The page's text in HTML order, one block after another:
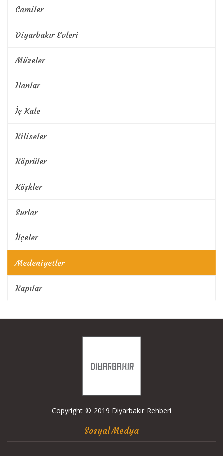
Camiler
Diyarbakır Evleri
Müzeler
Hanlar
İç Kale
Kiliseler
Köprüler
Köşkler
Surlar
İlçeler
Medeniyetler
Kapılar
Copyright © 2019 Diyarbakır Rehberi
Sosyal Medya